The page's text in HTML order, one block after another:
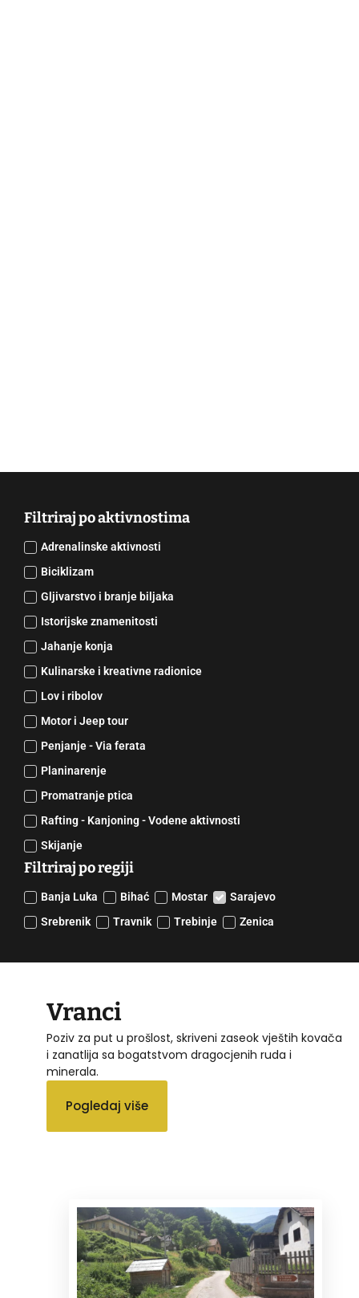
Filtriraj po aktivnostima
Adrenalinske aktivnosti
Biciklizam
Gljivarstvo i branje biljaka
Istorijske znamenitosti
Jahanje konja
Kulinarske i kreativne radionice
Lov i ribolov
Motor i Jeep tour
Penjanje - Via ferata
Planinarenje
Promatranje ptica
Rafting - Kanjoning - Vodene aktivnosti
Skijanje
Filtriraj po regiji
Banja Luka Bihać Mostar
Sarajevo
Srebrenik
Travnik Trebinje Zenica
Vranci
Poziv za put u prošlost, skriveni zaseok vještih kovača
i zanatlija sa bogatstvom dragocjenih ruda i
minerala.
Pogledaj više